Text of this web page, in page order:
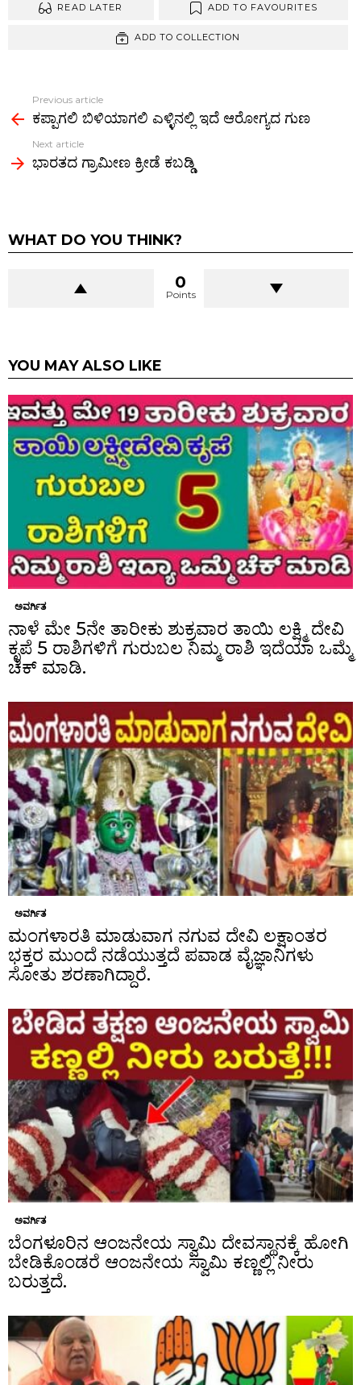
ce
o
k
tt
d
di s
p
se
n
py
Li
er
es
ar
READ LATER ADD TO FAVOURITES
ADD TO COLLECTION
more
Previous article
ಕಪ್ಪಾಗಲಿ ಬಿಳಿಯಾಗಲಿ ಎಳ್ಳಿನಲ್ಲಿ ಇದೆ ಆರೋಗ್ಯದ ಗುಣ
Next article
ಭಾರತದ ಗ್ರಾಮೀಣ ಕ್ರೀಡೆ ಕಬಡ್ಡಿ
WHAT DO YOU THINK?
0
Points
YOU MAY ALSO LIKE
ಅವರ್ಗಿತ
ನಾಳೆ ಮೇ 5ನೇ ತಾರೀಕು ಶುಕ್ರವಾರ ತಾಯಿ ಲಕ್ಷ್ಮಿ ದೇವಿ
ಕೃಪೆ 5 ರಾಶಿಗಳಿಗೆ ಗುರುಬಲ ನಿಮ್ಮ ರಾಶಿ ಇದೆಯಾ ಒಮ್ಮೆ
ಚೆಕ್ ಮಾಡಿ.
ಅವರ್ಗಿತ
ಮಂಗಳಾರತಿ ಮಾಡುವಾಗ ನಗುವ ದೇವಿ ಲಕ್ಷಾಂತರ
ಭಕ್ತರ ಮುಂದೆ ನಡೆಯುತ್ತದೆ ಪವಾಡ ವೈಜ್ಞಾನಿಗಳು
ಸೋತು ಶರಣಾಗಿದ್ದಾರೆ.
ಅವರ್ಗಿತ
ಬೆಂಗಳೂರಿನ ಆಂಜನೇಯ ಸ್ವಾಮಿ ದೇವಸ್ಥಾನಕ್ಕೆ ಹೋಗಿ
ಬೇಡಿಕೊಂಡರೆ ಆಂಜನೇಯ ಸ್ವಾಮಿ ಕಣ್ಣಲ್ಲಿ ನೀರು
ಬರುತ್ತದೆ.